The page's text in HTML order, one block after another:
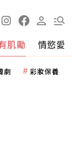
肌勵 情慾愛
劇 彩妝保養